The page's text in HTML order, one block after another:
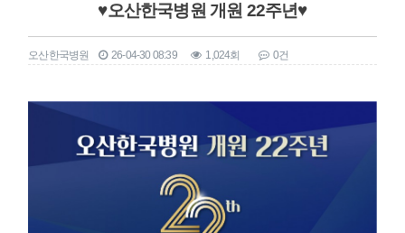
♥오산한국병원 개원 22주년♥
오산한국병원 26-04-30 08:39 1,024회 0건
본문